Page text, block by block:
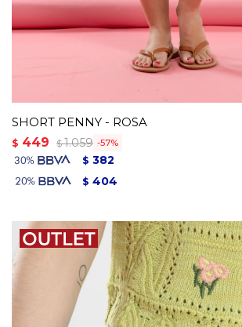
SHORT PENNY - ROSA
$ 449 $ 1.059 57
$ 382
$ 404